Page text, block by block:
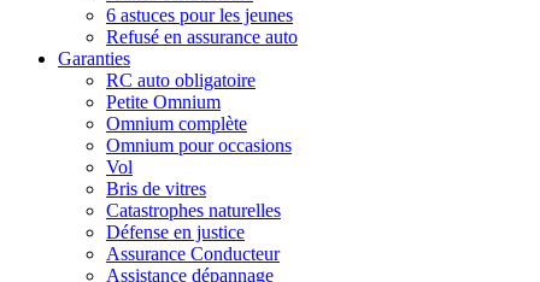
6 astuces pour les jeunes
Refusé en assurance auto
Garanties
RC auto obligatoire
Petite Omnium
Omnium complète
Omnium pour occasions
Vol
Bris de vitres
Catastrophes naturelles
Défense en justice
Assurance Conducteur
Assistance dépannage